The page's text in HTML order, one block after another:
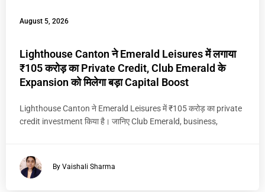
August 5, 2026
Lighthouse Canton ने Emerald Leisures में लगाया
₹105 करोड़ का Private Credit, Club Emerald के
Expansion को मिलेगा बड़ा Capital Boost
Lighthouse Canton ने Emerald Leisures में ₹105 करोड़ का private
credit investment किया है। जानिए Club Emerald, business,
By Vaishali Sharma